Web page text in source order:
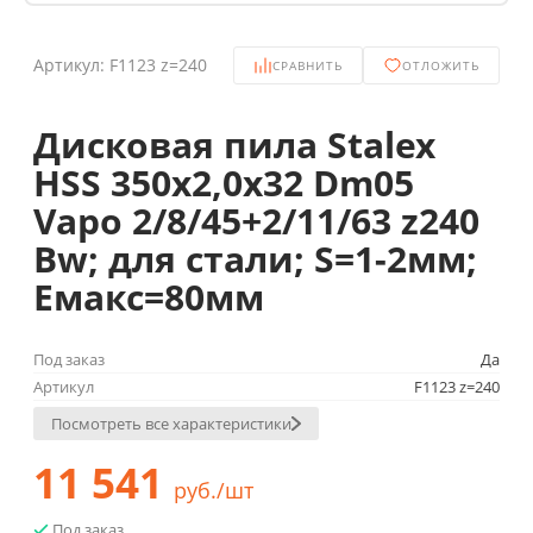
Артикул: F1123 z=240 СРАВНИТЬ ОТЛОЖИТЬ
Дисковая пила Stalex
HSS 350х2,0х32 Dm05
Vapo 2/8/45+2/11/63 z240
Bw; для стали; S=1-2мм;
Емакс=80мм
Под заказ
Да
Артикул
F1123 z=240
Посмотреть все характеристики
11 541 руб./шт